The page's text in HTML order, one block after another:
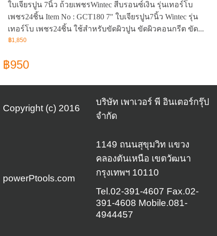
ใบเจียรปูน 7นิ้ว ถ้วยเพชรWintec สีบรอนซ์เงิน รุ่นเทอร์โบ
เพชร24ชิ้น Item No : GCT180 7" ใบเจียรปูน7นิ้ว Wintec รุ่น
เทอร์โบ เพชร24ชิ้น ใช้สำหรับขัดผิวปูน ขัดผิวคอนกรีต ขัด...
฿1,850
฿950
Copyright (c) 2016
บริษัท เพาเวอร์ พี อินเตอร์กรุ๊ป
จำกัด
powerPtools.com
1149 ถนนสุขุมวิท แขวง
คลองตันเหนือ เขตวัฒนา
กรุงเทพฯ 10110
Tel.02-391-4607 Fax.02-
391-4608 Mobile.081-
4944457